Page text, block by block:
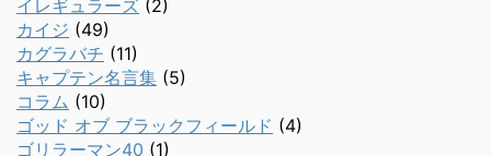
イレギュラーズ (2)
カイジ (49)
カグラバチ (11)
キャプテン名言集 (5)
コラム (10)
ゴッド オブ ブラックフィールド (4)
ゴリラーマン40 (1)